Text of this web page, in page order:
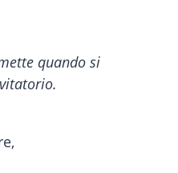
quando si